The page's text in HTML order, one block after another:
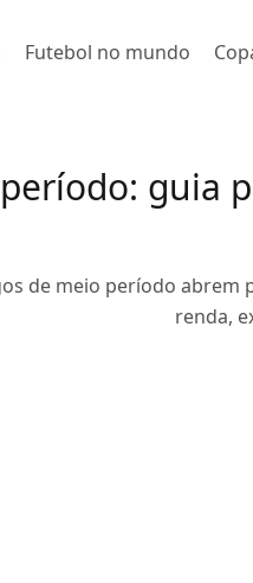
Futebol no mundo
guia
de meio período abrem
renda,